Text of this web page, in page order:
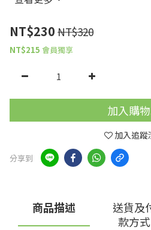
NT$230 NT$320
NT$215 會員獨享
加入購
加入追蹤
分享到
商品描述
送貨及
款方式